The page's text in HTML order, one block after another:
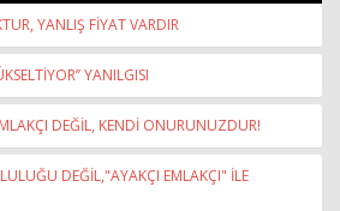
YANLIŞ FİYAT VARDIR
YANILGISI
DEĞİL, KENDİ ONURUNUZDUR!
DEĞİL,"AYAKÇI EMLAKÇI" İLE